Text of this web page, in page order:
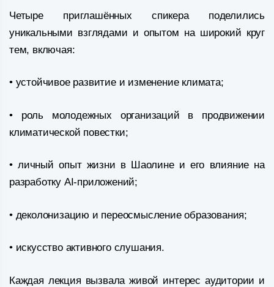
Четыре приглашённых спикера поделились
уникальными взглядами и опытом на широкий круг
тем, включая:
• устойчивое развитие и изменение климата;
• роль молодежных организаций в продвижении
климатической повестки;
• личный опыт жизни в Шаолине и его влияние на
разработку AI-приложений;
• деколонизацию и переосмысление образования;
• искусство активного слушания.
Каждая лекция вызвала живой интерес аудитории и